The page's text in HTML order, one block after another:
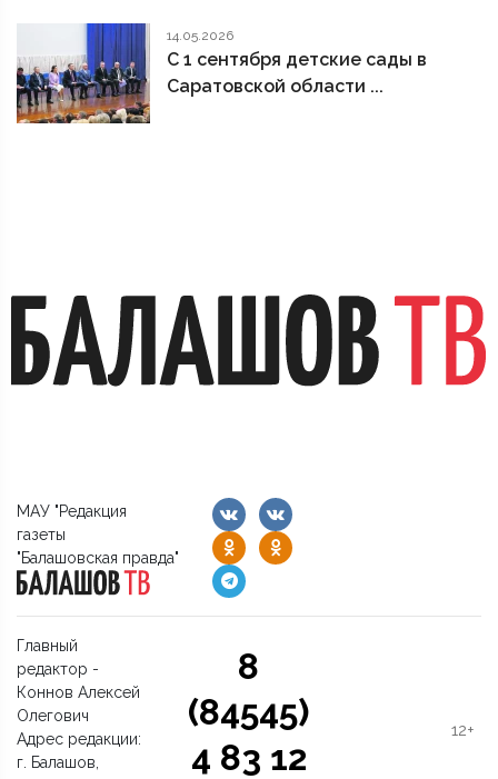
14.05.2026
С 1 сентября детские сады в
Саратовской области ...
МАУ "Редакция
газеты
"Балашовская правда"
Главный
редактор -
Коннов Алексей
Олегович
Адрес редакции:
г. Балашов,
8
(84545)
4 83 12
12+